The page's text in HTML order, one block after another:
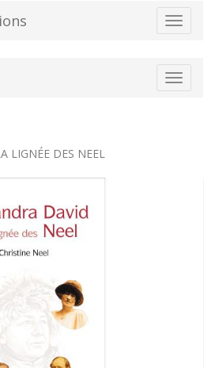
el
de
LIGNÉE DES NEEL